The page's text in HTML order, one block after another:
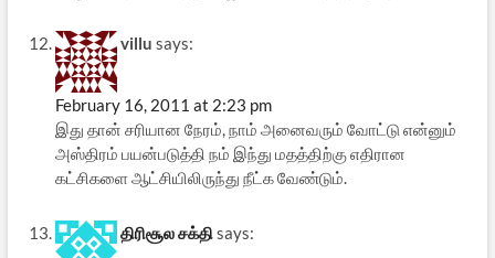
villu says:
February 16, 2011 at 2:23 pm
இது தான் சரியான நேரம், நாம் அனைவரும் வோட்டு என்னும்
அஸ்திரம் பயன்படுத்தி நம் இந்து மதத்திற்கு எதிரான
கட்சிகளை ஆட்சியிலிருந்து நீட்க வேண்டும்.
திரிசூல சக்திsays: